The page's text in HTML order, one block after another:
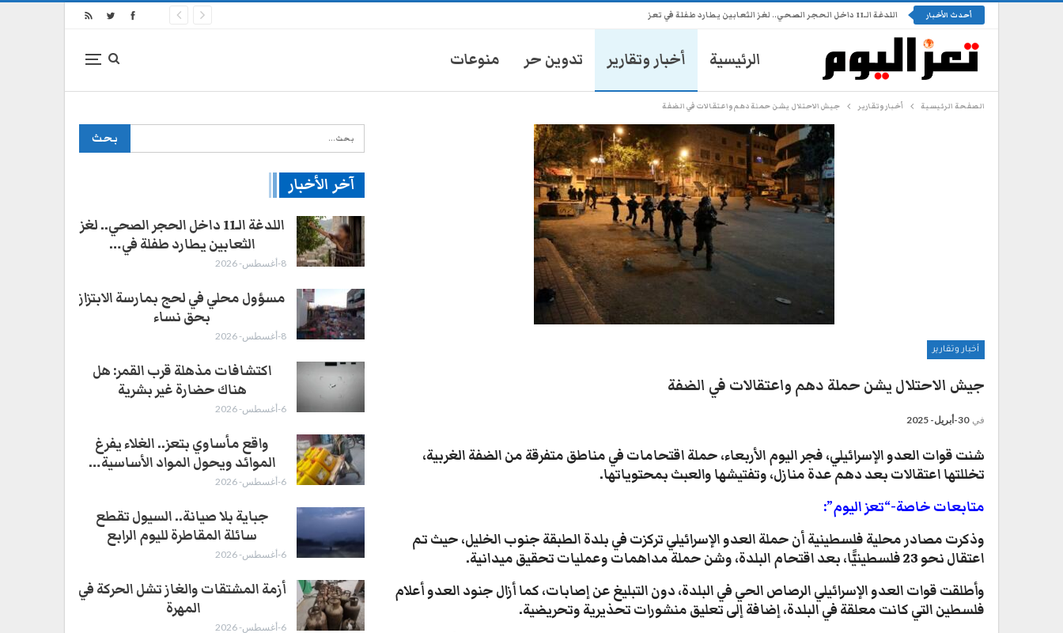
أحدث الأخبار اللدغة الـ11 داخل الحجر الصحي.. لغز الثعابين يطارد طفلة في تعز
الرئيسية أخبار وتقارير تدوين حر منوعات
الصفحة الرئيسية أخبار وتقارير جيش الاحتلال يشن حملة دهم واعتقالات في الضفة
أخبار وتقارير
جيش الاحتلال يشن حملة دهم واعتقالات في الضفة
في 30-أبريل- 2025
شنت قوات العدو الإسرائيلي، فجر اليوم الأربعاء، حملة اقتحامات في مناطق متفرقة من الضفة الغربية،
تخللتها اعتقالات بعد دهم عدة منازل، وتفتيشها والعبث بمحتوياتها.
متابعات خاصة-“تعز اليوم”:
وذكرت مصادر محلية فلسطينية أن حملة العدو الإسرائيلي تركزت في بلدة الطبقة جنوب الخليل، حيث تم
اعتقال نحو 23 فلسطينيًّا، بعد اقتحام البلدة، وشن حملة مداهمات وعمليات تحقيق ميدانية.
وأطلقت قوات العدو الإسرائيلي الرصاص الحي في البلدة، دون التبليغ عن إصابات، كما أزال جنود العدو أعلام
فلسطين التي كانت معلقة في البلدة، إضافة إلى تعليق منشورات تحذيرية وتحريضية.
آخر الأخبار
ضرائب سلطات تعز تُشعل إضراباً
لسائقي الدواجن
28-يوليو- 2026
شاب يمني يثير الذهول برفع خزان
وزن 100 كيلو باستخدام فكه
موكب محافظ تعز يدهس طفلاً
ويتركه في العناية المركزة
مسنة في جبل حبشي
28-يوليو- 2026
تزايد انتشار الكلاب الضالة بتعز يثير
قلق السكان
اللدغة الـ11 داخل الحجر الصحي.. لغز
الثعابين يطارد طفلة في…
8-أغسطس- 2026
مسؤول محلي في لحج بمارسة الابتزاز
بحق نساء
8-أغسطس- 2026
اكتشافات مذهلة قرب القمر: هل
هناك حضارة غير بشرية
6-أغسطس- 2026
واقع مأساوي بتعز.. الغلاء يفرغ
الموائد ويحول المواد الأساسية…
6-أغسطس- 2026
جباية بلا صيانة.. السيول تقطع
سائلة المقاطرة لليوم الرابع
6-أغسطس- 2026
أزمة المشتقات والغاز تشل الحركة في
المهرة ​
6-أغسطس- 2026